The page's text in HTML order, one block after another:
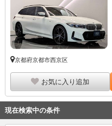
京都府京都市西京区
お気に入り追加
現在検索中の条件